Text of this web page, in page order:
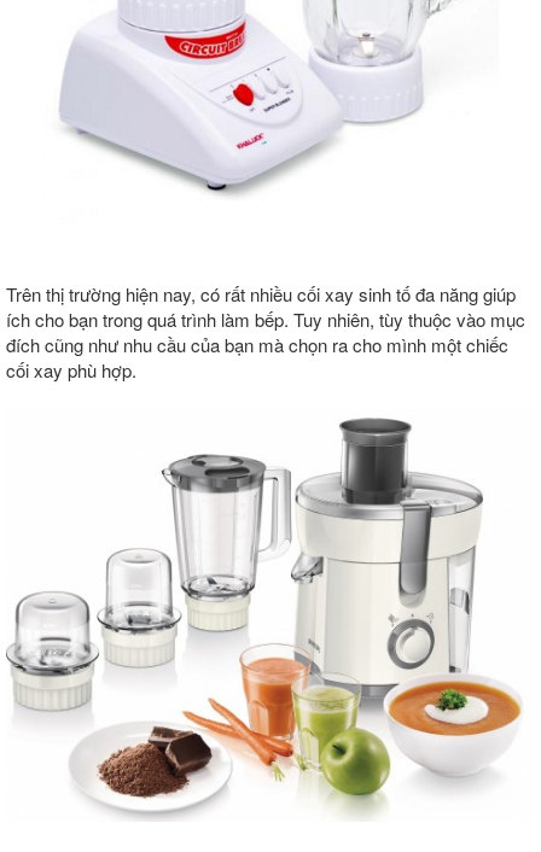
Trên thị trường hiện nay, có rất nhiều cối xay sinh tố đa năng giúp
ích cho bạn trong quá trình làm bếp. Tuy nhiên, tùy thuộc vào mục
đích cũng như nhu cầu của bạn mà chọn ra cho mình một chiếc
cối xay phù hợp.